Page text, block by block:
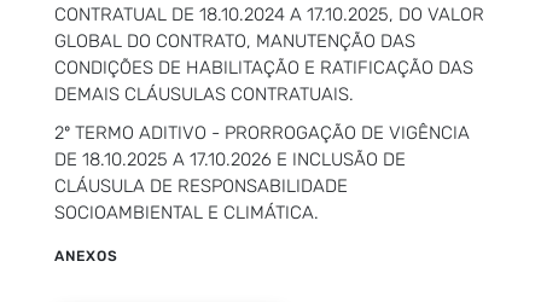
CONTRATUAL DE 18.10.2024 A 17.10.2025, DO VALOR
GLOBAL DO CONTRATO, MANUTENÇÃO DAS
CONDIÇÕES DE HABILITAÇÃO E RATIFICAÇÃO DAS
DEMAIS CLÁUSULAS CONTRATUAIS.
2º TERMO ADITIVO - PRORROGAÇÃO DE VIGÊNCIA
DE 18.10.2025 A 17.10.2026 E INCLUSÃO DE
CLÁUSULA DE RESPONSABILIDADE
SOCIOAMBIENTAL E CLIMÁTICA.
ANEXOS